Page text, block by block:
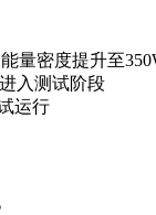
量密度提升至
入测试阶段
运行